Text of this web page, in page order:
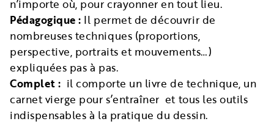
n’importe où, pour crayonner en tout lieu.
Pédagogique : Il permet de découvrir de
nombreuses techniques (proportions,
perspective, portraits et mouvements…)
expliquées pas à pas.
Complet : il comporte un livre de technique, un
carnet vierge pour s’entraîner et tous les outils
indispensables à la pratique du dessin.